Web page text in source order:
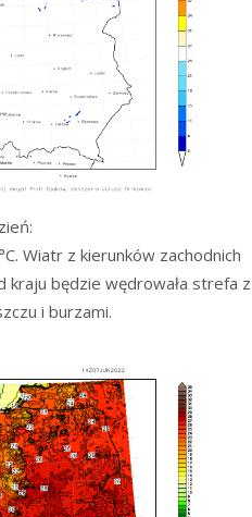
Wiatr z kierunków zachodnich
kraju będzie wędrowała strefa z
i burzami.